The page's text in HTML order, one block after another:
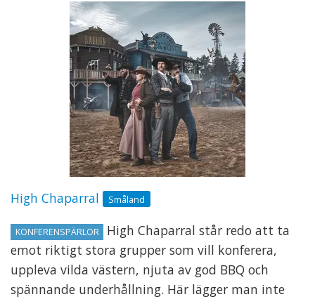
High Chaparral Småland
KONFERENSPÄRLOR
High Chaparral står redo att ta
emot riktigt stora grupper som vill konferera,
uppleva vilda västern, njuta av god BBQ och
spännande underhållning. Här lägger man inte